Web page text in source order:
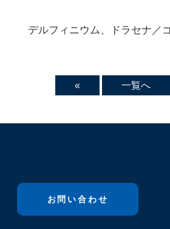
デルフィニウム、ドラセナ／
« 一覧へ
お問い合わせ